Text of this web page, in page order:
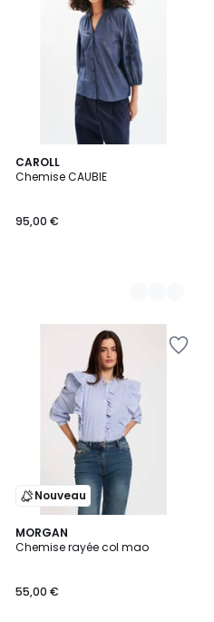
CAROLL
Chemise CAUBIE
95,00 €
2
Couleurs
Nouveau
MORGAN
Chemise rayée col mao
55,00 €